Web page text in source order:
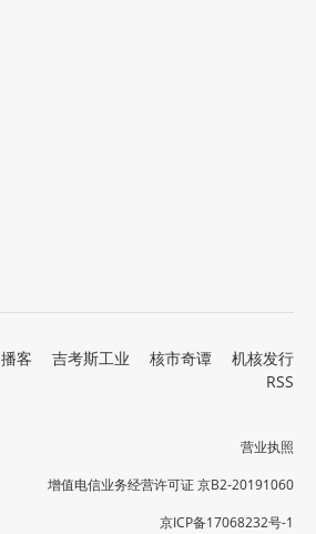
播客 吉考斯工业 核市奇谭
机核发行
RSS
营业执照
增值电信业务经营许可证 京B2-20191060
京ICP备17068232号-1